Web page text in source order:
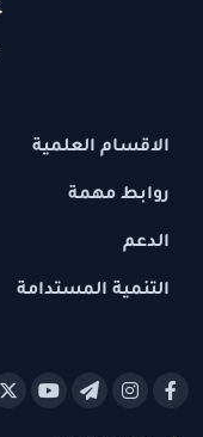
الاقسام العلمية
روابط مهمة
الدعم
التنمية المستدامة